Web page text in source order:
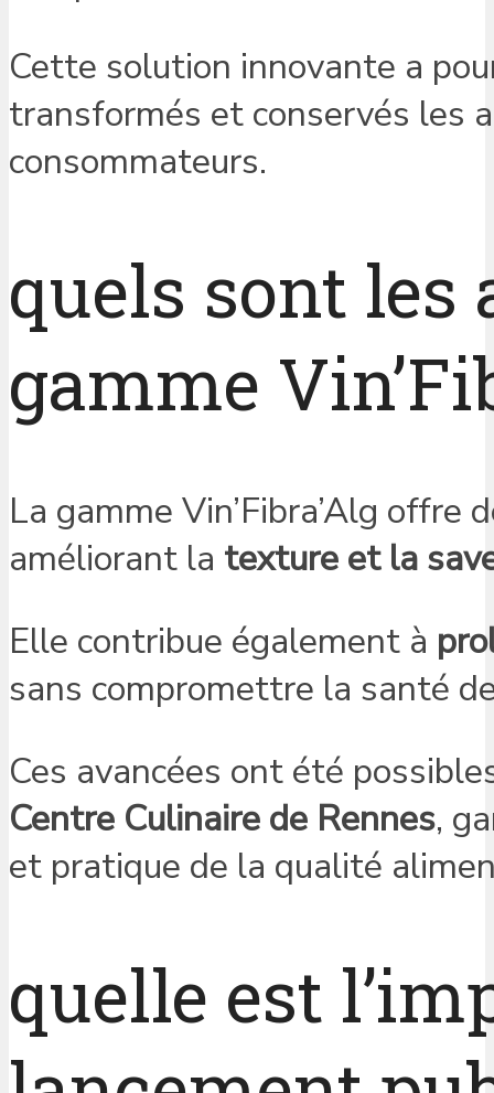
Cette solution innovante a
transformés et conservés les
consommateurs.
quels sont les
gamme
La gamme Vin’Fibra’Alg
améliorant la texture et la
Elle contribue également à
sans compromettre la santé
Ces avancées ont été
Centre Culinaire de Rennes,
et pratique de la qualité
quelle est